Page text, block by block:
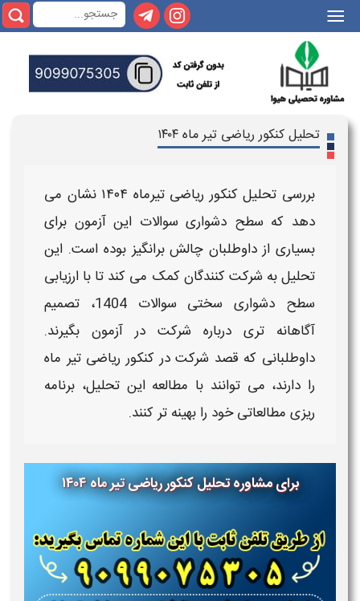
|||
تحلیل کنکور ریاضی تیر ماه ۱۴۰۴
بررسی تحلیل کنکور ریاضی تیرماه ۱۴۰۴
نشان می‌
دهد که سطح دشواری سوالات این آزمون برای
بسیاری از داوطلبان چالش‌ برانگیز بوده است. این
تحلیلبه شرکت‌ کنندگان کمک می‌ کند تا با ارزیابی
سطح دشواری سختی سوالات 1404
، تصمیم
آگاهانه‌ تری درباره شرکت در آزمون بگیرند.
داوطلبانی که قصد شرکت در کنکور ریاضی تیر ماه
را دارند، می‌ توانند با مطالعه اینتحلیل، برنامه‌
ریزی مطالعاتی خود را بهینه‌ تر کنند.
برای مشاوره تحلیل کنکور ریاضیتیرماه۱۴۰۴